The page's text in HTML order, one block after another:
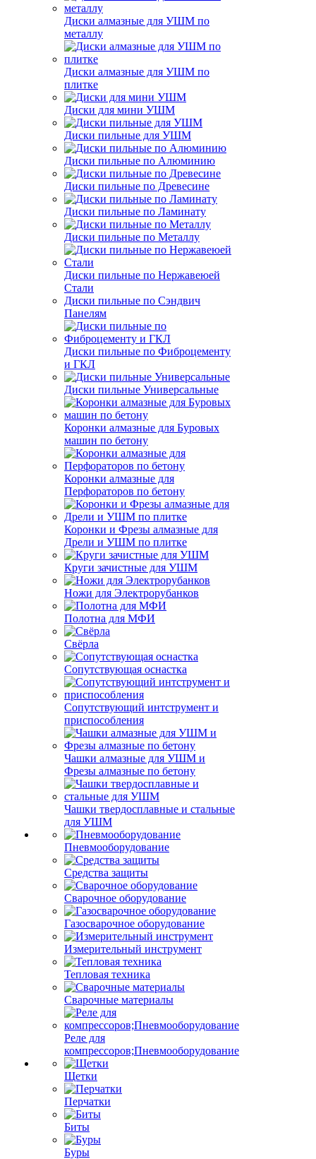
Диски алмазные для УШМ по
металлу
Диски алмазные для УШМ по
плитке
Диски для мини УШМ
Диски пильные для УШМ
Диски пильные по Алюминию
Диски пильные по Древесине
Диски пильные по Ламинату
Диски пильные по Металлу
Диски пильные по Нержавеюей
Стали
Диски пильные по Сэндвич
Панелям
Диски пильные по Фиброцементу
и ГКЛ
Диски пильные Универсальные
Коронки алмазные для Буровых
машин по бетону
Коронки алмазные для
Перфораторов по бетону
Коронки и Фрезы алмазные для
Дрели и УШМ по плитке
Круги зачистные для УШМ
Ножи для Электрорубанков
Полотна для МФИ
Свёрла
Сопутствующая оснастка
Сопутствующий интструмент и
приспособления
Чашки алмазные для УШМ и
Фрезы алмазные по бетону
Чашки твердосплавные и стальные
для УШМ
Пневмооборудование
Средства защиты
Сварочное оборудование
Газосварочное оборудование
Измерительный инструмент
Тепловая техника
Сварочные материалы
Реле для
компрессоров;Пневмооборудование
Щетки
Перчатки
Биты
Буры